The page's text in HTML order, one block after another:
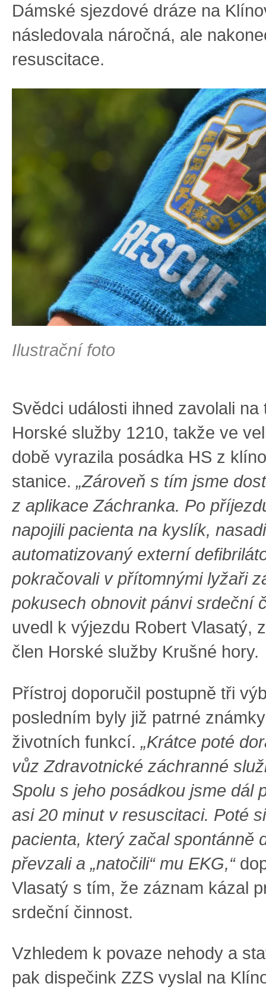
Dámské sjezdové dráze na
následovala náročná, ale
resuscitace.
Ilustrační foto
Svědci události ihned zavolali
Horské služby 1210, takže ve
době vyrazila posádka HS z
stanice. „Zároveň s tím jsme
z aplikace Záchranka. Po
napojili pacienta na kyslík,
automatizovaný externí
pokračovali v přítomnými lyžaři
pokusech obnovit pánvi srdeční
uvedl k výjezdu Robert Vlasatý,
člen Horské služby Krušné hory.
Přístroj doporučil postupně tři
posledním byly již patrné
životních funkcí. „Krátce poté
vůz Zdravotnické záchranné
Spolu s jeho posádkou jsme dál
asi 20 minut v resuscitaci. Poté
pacienta, který začal spontánně
převzali a „natočili“ mu EKG,“
Vlasatý s tím, že záznam kázal
srdeční činnost.
Vzhledem k povaze nehody a
pak dispečink ZZS vyslal na